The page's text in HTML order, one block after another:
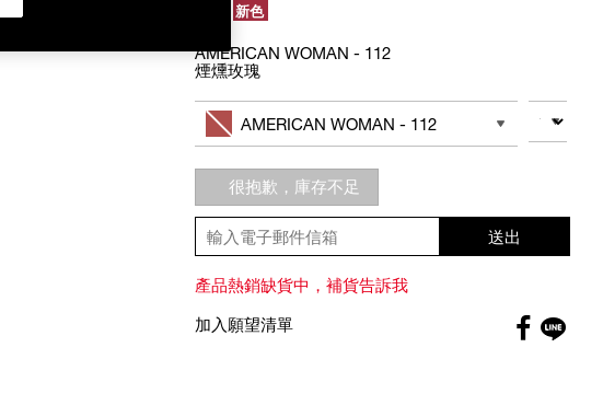
新色
AMERICAN WOMAN - 112
煙燻玫瑰
to
cart
options
Actions
其他色系
AMERICAN WOMAN - 112
數量
很抱歉，庫存不足
送出
產品熱銷缺貨中，補貨告訴我
加入願望清單